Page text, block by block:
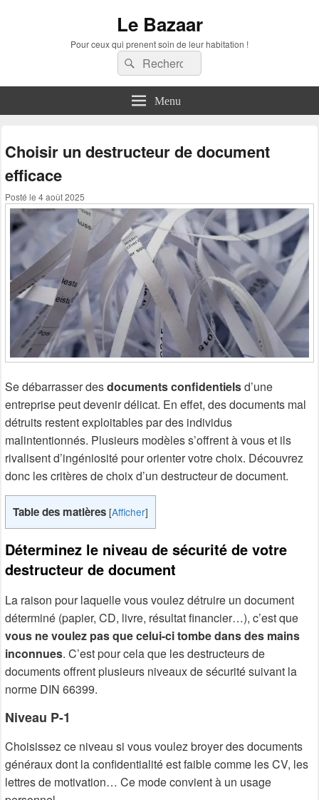
Le Bazaar
Pour ceux qui prenent soin de leur habitation !
Recherche :
Rechercher
Menu
Choisir un destructeur de document
efficace
Posté le 4 août 2025
Se débarrasser desdocuments confidentielsd’une
entreprise peut devenir délicat. En effet, des documents mal
détruits restent exploitables par des individus
malintentionnés. Plusieurs modèles s’offrent à vous et ils
rivalisent d’ingéniosité pour orienter votre choix. Découvrez
donc les critères de choix d’un destructeur de document.
Table des matières [Afficher]
Déterminez le niveau de sécurité de votre
destructeur de document
La raison pour laquelle vous voulez détruire un document
déterminé (papier, CD, livre, résultat financier…), c’est que
vous ne voulez pas que celui-ci tombe dans des mains
inconnues. C’est pour cela que les destructeurs de
documents offrent plusieurs niveaux de sécurité suivant la
norme DIN 66399.
Niveau P-1
Choisissez ce niveau si vous voulez broyer des documents
généraux dont la confidentialité est faible comme les CV, les
lettres de motivation… Ce mode convient à un usage